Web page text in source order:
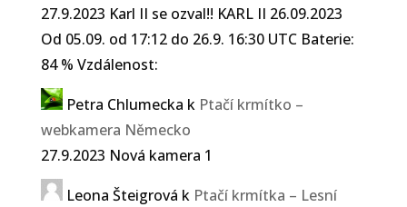
27.9.2023 Karl II se ozval!! KARL II 26.09.2023
Od 05.09. od 17:12 do 26.9. 16:30 UTC Baterie:
84 % Vzdálenost:
Petra Chlumecka k Ptačí krmítko –
webkamera Německo
27.9.2023 Nová kamera 1
Leona Šteigrová k Ptačí krmítka – Lesní